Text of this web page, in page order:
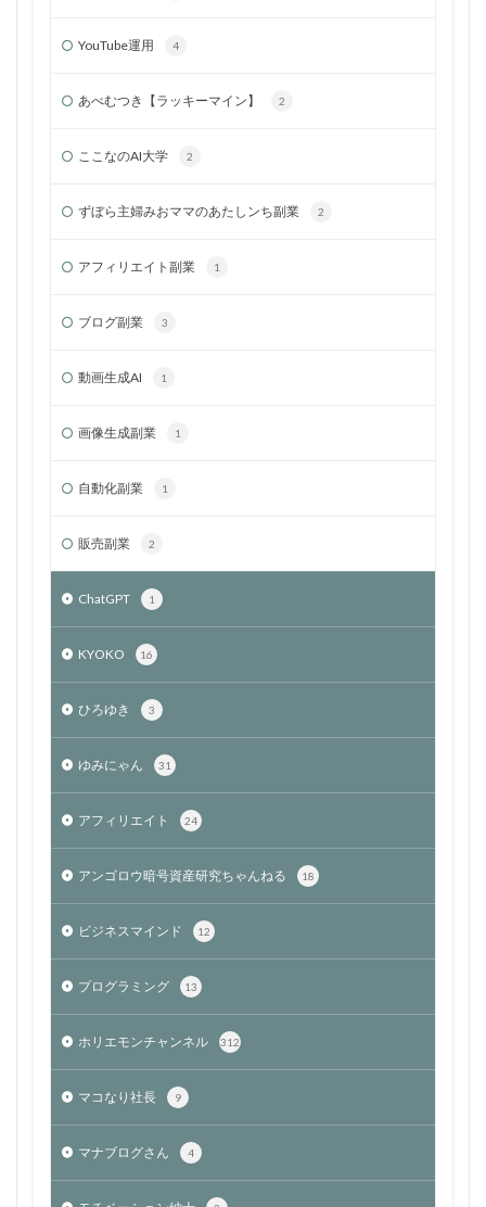
YouTube運用 4
あべむつき【ラッキーマイン】 2
ここなのAI大学 2
ずぼら主婦みおママのあたしンち副業 2
アフィリエイト副業 1
ブログ副業 3
動画生成AI 1
画像生成副業 1
自動化副業 1
販売副業 2
ChatGPT 1
KYOKO 16
ひろゆき 3
ゆみにゃん 31
アフィリエイト 24
アンゴロウ暗号資産研究ちゃんねる 18
ビジネスマインド 12
プログラミング 13
ホリエモンチャンネル 312
マコなり社長 9
マナブログさん 4